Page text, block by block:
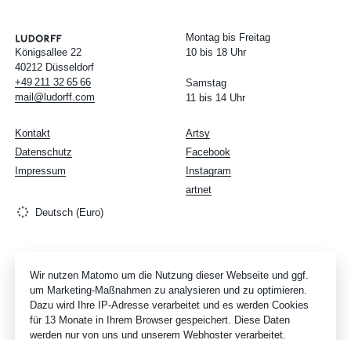
Königsallee 22
40212 Düsseldorf
+49 211 32 65 66
mail@ludorff.com
Montag bis Freitag
10 bis 18 Uhr
Samstag
11 bis 14 Uhr
Artsy
Facebook
Instagram
artnet
Kontakt
Datenschutz
Impressum
Deutsch (Euro)
Wir nutzen Matomo um die Nutzung dieser Webseite und ggf.
um Marketing-Maßnahmen zu analysieren und zu optimieren.
Dazu wird Ihre IP-Adresse verarbeitet und es werden Cookies
für 13 Monate in Ihrem Browser gespeichert. Diese Daten
werden nur von uns und unserem Webhoster verarbeitet.